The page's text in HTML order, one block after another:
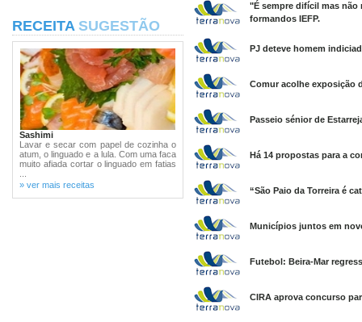
RECEITA SUGESTÃO
Sashimi
Lavar e secar com papel de cozinha o
atum, o linguado e a lula. Com uma faca
muito afiada cortar o linguado em fatias
» ver mais receitas
"É sempre difícil mas não
formandos IEFP.
PJ deteve homem
Comur acolhe exposição
Passeio sénior de
Há 14 propostas para a
“São Paio da Torreira é
Municípios juntos em
Futebol: Beira-Mar
CIRA aprova concurso